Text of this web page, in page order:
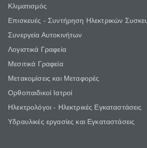
Κλιματισμός
Επισκευές - Συντήρηση Ηλεκτρικών
Συνεργεία Αυτοκινήτων
Λογιστικά Γραφεία
Μεσιτικά Γραφεία
Μετακομίσεις και Μεταφορές
Ορθοπαιδικοί Ιατροί
Ηλεκτρολόγοι - Ηλεκτρικές Εγκαταστάσεις
Υδραυλικές εργασίες και Εγκαταστάσεις